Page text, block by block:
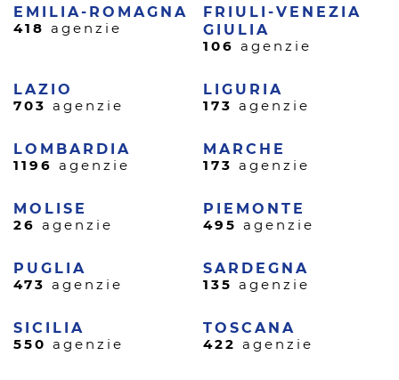
EMILIA-ROMAGNA
418 agenzie
FRIULI-VENEZIA
GIULIA
106 agenzie
LAZIO
703 agenzie
LIGURIA
173 agenzie
LOMBARDIA
1196 agenzie
MARCHE
173 agenzie
MOLISE
26 agenzie
PIEMONTE
495 agenzie
PUGLIA
473 agenzie
SARDEGNA
135 agenzie
SICILIA
550 agenzie
TOSCANA
422 agenzie